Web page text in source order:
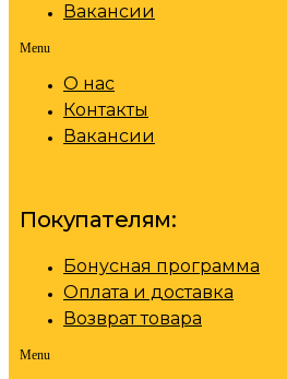
Вакансии
Menu
О нас
Контакты
Вакансии
Покупателям:
Бонусная программа
Оплата и доставка
Возврат товара
Menu